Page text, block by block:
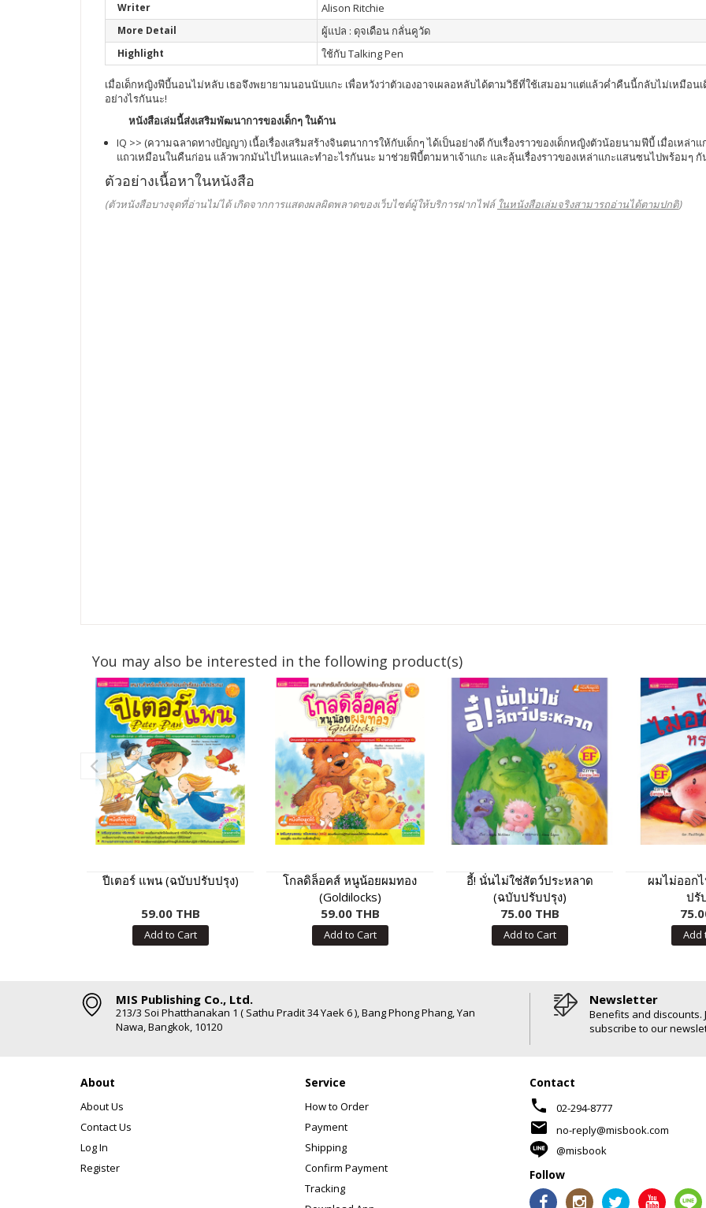
Writer Alison Ritchie
More Detail ผู้แปล : ดุจเดือน กลั่นคูวัด
Highlight ใช้กับ Talking Pen
เมื่อเด็กหญิงฟีบี้นอนไม่หลับ เธอจึงพยายามนอนนับแกะ เพื่อหวังว่าตัวเองอาจเผลอหลับได้ตามวิธีที่ใช้เสมอมาแต่แล้วค่ำคืนนี้กลับไม่เหมือนเ
อย่างไรกันนะ!
หนังสือเล่มนี้ส่งเสริมพัฒนาการของเด็กๆ ในด้าน
IQ >> (ความฉลาดทางปัญญา) เนื้อเรื่องเสริมสร้างจินตนาการให้กับเด็กๆ ได้เป็นอย่างดี กับเรื่องราวของเด็กหญิงตัวน้อยนามฟีบี้ เมื่อเหล่
แถวเหมือนในคืนก่อน แล้วพวกมันไปไหนและทำอะไรกันนะ มาช่วยฟีบี้ตามหาเจ้าแกะ และลุ้นเรื่องราวของเหล่าแกะแสนซนไปพร้อมๆ กั
ตัวอย่างเนื้อหาในหนังสือ
(ตัวหนังสือบางจุดที่อ่านไม่ได้ เกิดจากการแสดงผลผิดพลาดของเว็บไซต์ผู้ให้บริการฝากไฟล์ ในหนังสือเล่มจริงสามารถอ่านได้ตามปกติ)
You may also be interested in the following product(s)
ปีเตอร์ แพน (ฉบับปรับปรุง)
59.00 THB
Add to Cart
โกลดิล็อคส์ หนูน้อยผมทอง
(Goldilocks)
59.00 THB
Add to Cart
อี้! นั่นไม่ใช่สัตว์ประหลาด
(ฉบับปรับปรุง)
75.00 THB
Add to Cart
ผมไม่ออก
ปรั
Add
MIS Publishing Co., Ltd.
213/3 Soi Phatthanakan 1 ( Sathu Pradit 34 Yaek 6 ), Bang Phong Phang, Yan
Nawa, Bangkok, 10120
Newsletter
Benefits and discounts.
subscribe to our
About
About Us
Contact Us
Log In
Register
Service
How to Order
Payment
Shipping
Confirm Payment
Tracking
Contact
phone 02-294-8777
mail
no-reply@misbook.com
@misbook
Follow